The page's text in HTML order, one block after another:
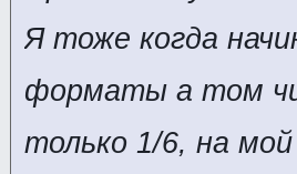
Я тоже когда
форматы а том
только 1/6, на